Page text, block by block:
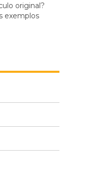
original?
exemplos